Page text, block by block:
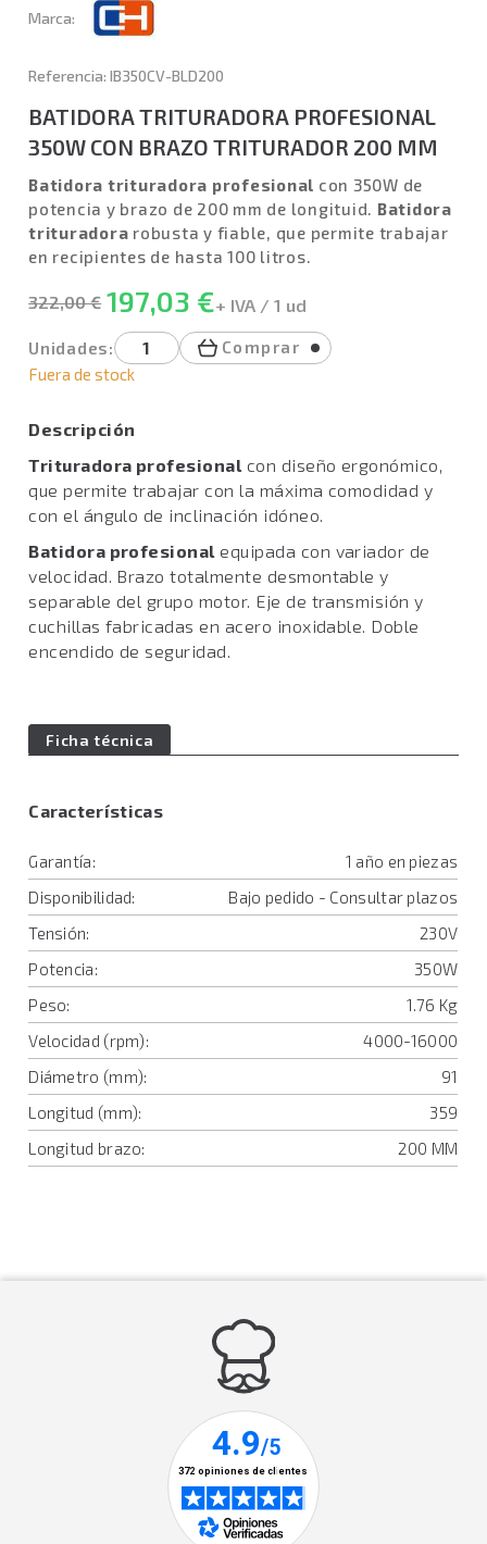
Marca:
Referencia: IB350CV-BLD200
BATIDORA TRITURADORA PROFESIONAL
350W CON BRAZO TRITURADOR 200 MM
Batidora trituradora profesional con 350W de
potencia y brazo de 200 mm de longituid. Batidora
trituradora robusta y fiable, que permite trabajar
en recipientes de hasta 100 litros.
322,00 € 197,03 €+ IVA / 1 ud
Unidades:
Comprar
Fuera de stock
Descripción
Trituradora profesional con diseño ergonómico,
que permite trabajar con la máxima comodidad y
con el ángulo de inclinación idóneo.
Batidora profesional equipada con variador de
velocidad. Brazo totalmente desmontable y
separable del grupo motor. Eje de transmisión y
cuchillas fabricadas en acero inoxidable. Doble
encendido de seguridad.
Ficha técnica
Características
Garantía:
1 año en piezas
Disponibilidad:
Bajo pedido - Consultar plazos
Tensión:
230V
Potencia:
350W
Peso:
1.76 Kg
Velocidad (rpm):
4000-16000
Diámetro (mm):
91
Longitud (mm):
359
Longitud brazo:
200 MM